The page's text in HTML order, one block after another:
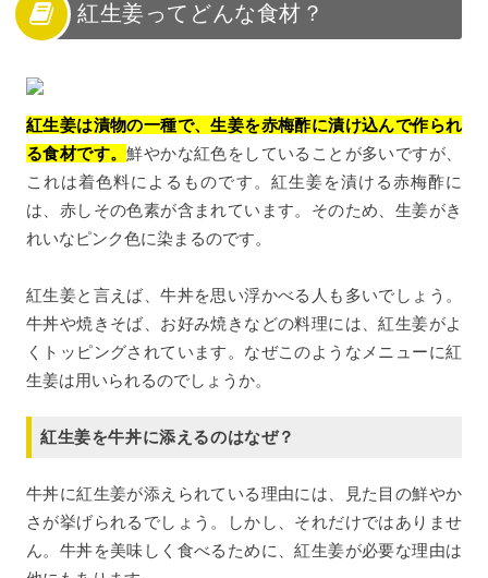
紅生姜ってどんな食材？
紅生姜は漬物の一種で、生姜を赤梅酢に漬け込んで作られ
る食材です。鮮やかな紅色をしていることが多いですが、
これは着色料によるものです。紅生姜を漬ける赤梅酢に
は、赤しその色素が含まれています。そのため、生姜がき
れいなピンク色に染まるのです。
紅生姜と言えば、牛丼を思い浮かべる人も多いでしょう。
牛丼や焼きそば、お好み焼きなどの料理には、紅生姜がよ
くトッピングされています。なぜこのようなメニューに紅
生姜は用いられるのでしょうか。
紅生姜を牛丼に添えるのはなぜ？
牛丼に紅生姜が添えられている理由には、見た目の鮮やか
さが挙げられるでしょう。しかし、それだけではありませ
ん。牛丼を美味しく食べるために、紅生姜が必要な理由は